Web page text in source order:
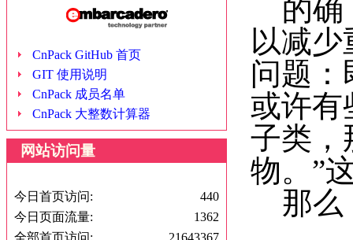
CnPack GitHub 首页
GIT 使用说明
CnPack 成员名单
CnPack 大整数计算器
网站访问量
今日首页访问:
440
今日页面流量:
1362
全部首页访问:
21643367
的确
以减
问题：
或许有
子类，
物。”
那么